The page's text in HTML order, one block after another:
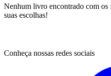
Nenhum livro encontrado com os
suas escolhas!
Conheça nossas redes sociais